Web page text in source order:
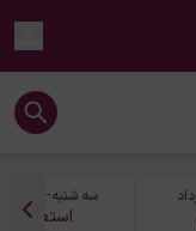
سه شنبه-20-مرداد
استعلام